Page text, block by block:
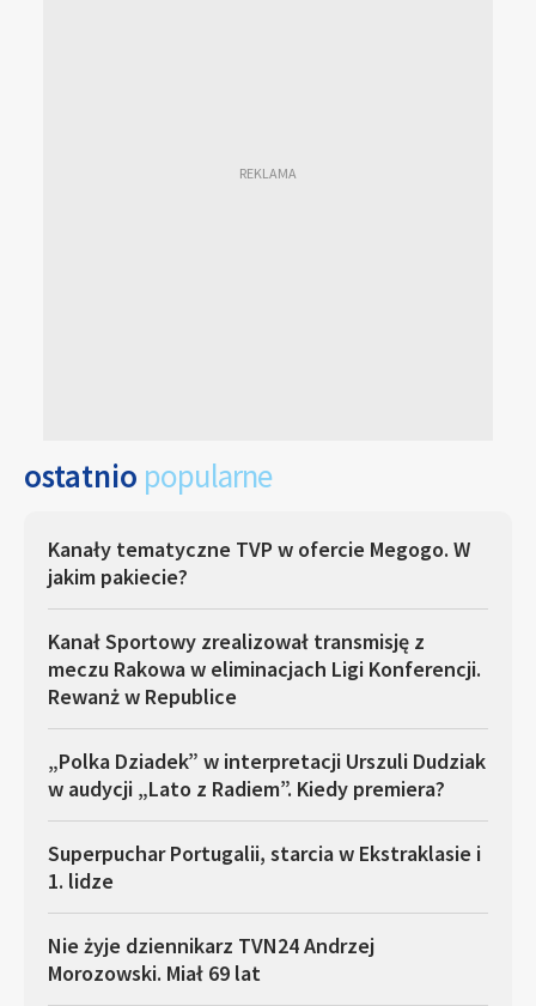
ostatnio popularne
Kanały tematyczne TVP w ofercie Megogo. W
jakim pakiecie?
Kanał Sportowy zrealizował transmisję z
meczu Rakowa w eliminacjach Ligi Konferencji.
Rewanż w Republice
„Polka Dziadek” w interpretacji Urszuli Dudziak
w audycji „Lato z Radiem”. Kiedy premiera?
Superpuchar Portugalii, starcia w Ekstraklasie i
1. lidze
Nie żyje dziennikarz TVN24 Andrzej
Morozowski. Miał 69 lat